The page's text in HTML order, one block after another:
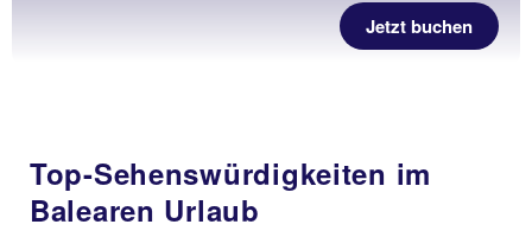
Jetzt buchen
Top-Sehenswürdigkeiten im
Balearen Urlaub